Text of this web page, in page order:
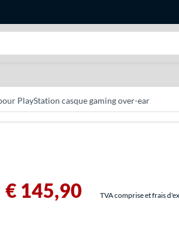
PlayStation casque gaming over-ear
€ 145,90 TVA comprise et frais